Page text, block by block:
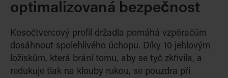
optimalizovaná bezpečnost
Kosočtvercový profil držadla pomáhá vzpěračům
dosáhnout spolehlivého úchopu. Díky 10 jehlovým
ložiskům, která brání tomu, aby se tyč zkřivila, a
redukuje tlak na klouby rukou, se pouzdra při